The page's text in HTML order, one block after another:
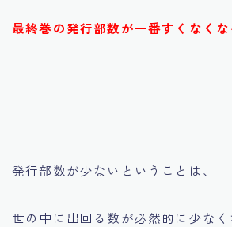
最終巻の発行部数が一番すくなくな
発行部数が少ないということは、
世の中に出回る数が必然的に少なく